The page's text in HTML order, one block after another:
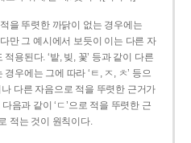
을 뚜렷한 까닭이 없는 경우에는
만 그 예시에서 보듯이 이는 다른 자
용된다. ‘밭, 빚, 꽃’ 등과 같이 다른
우에는 그에 따라 ‘ㅌ, ㅈ, ㅊ’ 등으
나 다른 자음으로 적을 뚜렷한 근거가
음과 같이 ‘ㄷ’으로 적을 뚜렷한 근
적는 것이 원칙이다.